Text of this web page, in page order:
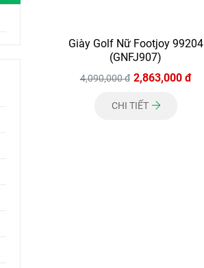
Giày Golf Nữ Footjoy 99204
(GNFJ907)
4,090,000 đ 2,863,000 đ
CHI TIẾT